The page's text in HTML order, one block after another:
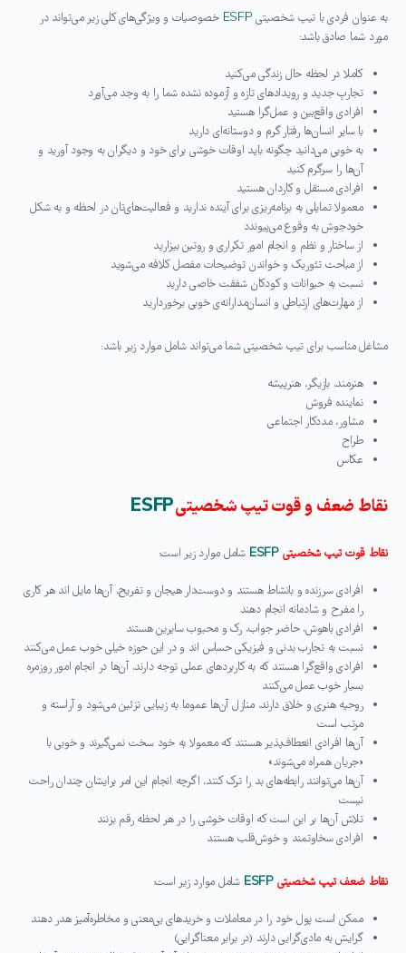
به عنوان فردی با تیپ شخصیتی ESFP خصوصیات و ویژگی‌های کلی زیر می‌تواند در
مورد شما صادق باشد:
کاملا در لحظه حال زندگی می‌کنید
تجاربِ جدید و رویدادهای تازه و آزموده نشده شما را به وجد می‌آورد
افرادی واقع‌بین و عمل‌گرا هستید
با سایر انسان‌ها رفتار گرم و دوستانه‌ای دارید
به‌ خوبی می‌دانید چگونه باید اوقات خوشی برای خود و دیگران به وجود آورید و
آن‌ها را سرگرم کنید
افرادی مستقل و کاردان هستید
معمولا تمایلی به برنامه‌ریزی برای آینده ندارید و فعالیت‌های‌تان در لحظه و به شکل
خودجوش به وقوع می‌پیوندد
از ساختار و نظم و انجام امور تکراری و روتین بیزارید
از مباحث تئوریک و خواندن توضیحات مفصل کلافه می‌شوید
نسبت به حیوانات و کودکان شفقت خاصی دارید
از مهارت‌های ارتباطی و انسان‌مدارانه‌ی خوبی برخوردارید
مشاغل مناسب برای تیپ شخصیتی شما می‌تواند شامل موارد زیر باشد:
هنرمند، بازیگر، هنرپیشه
نماینده فروش
مشاور، مددکار اجتماعی
طراح
عکاس
نقاط ضعف و قوت تیپ شخصیتیESFP
نقاط قوت تیپ شخصیتیESFP شامل موارد زیر است:
افرادی سرزنده و بانشاط هستند و دوست‌دار هیجان و تفریح، آن‌ها مایل اند هر کاری
را مفرح و شادمانه انجام دهند
افرادی باهوش، حاضر جواب، رک و محبوب سایرین هستند
نسبت به تجارب بدنی و فیزیکی حساس اند و در این حوزه خیلی خوب عمل می‌کنند
افرادی واقع‌گرا هستند که به کاربردهای عملی توجه دارند، آن‌ها در انجام امور روزمره
بسیار خوب عمل می‌کنند
روحیه هنری و خلاق دارند، منازل آن‌ها عموما به زیبایی تزئین می‌شود و آراسته و
مرتب است
آن‌ها افرادی انعطاف‌پذیر هستند که معمولا به خود سخت نمی‌گیرند و خوبی با
«جریان همراه می‌شوند»
آن‌ها می‌توانند رابطه‌های بد را ترک کنند، اگرچه انجام این امر برایشان چندان راحت
نیست
تلاش آن‌ها بر این است که اوقات خوشی را در هر لحظه رقم بزنند
افرادی سخاوتمند و خوش‌قلب هستند
نقاط ضعف تیپ شخصیتیESFP شامل موارد زیر است:
ممکن است پول خود را در معاملات و خریدهای بی‌معنی و مخاطره‌آمیز هدر دهند
گرایش به مادی‌گرایی دارند (در برابر معناگرایی)